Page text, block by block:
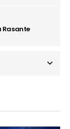
Rasante